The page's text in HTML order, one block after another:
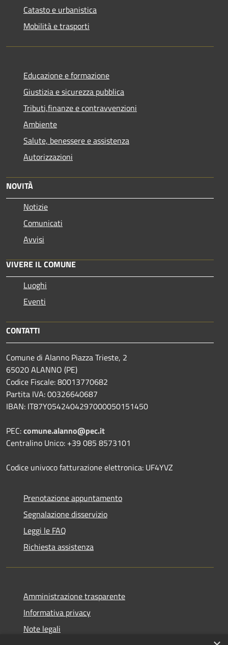
Catasto e urbanistica
Mobilità e trasporti
Educazione e formazione
Giustizia e sicurezza pubblica
Tributi,finanze e contravvenzioni
Ambiente
Salute, benessere e assistenza
Autorizzazioni
NOVITÀ
Notizie
Comunicati
Avvisi
VIVERE IL COMUNE
Luoghi
Eventi
CONTATTI
Comune di Alanno Piazza Trieste, 2
65020 ALANNO (PE)
Codice Fiscale: 80013770682
Partita IVA: 00326640687
IBAN: IT87Y0542404297000050151450
PEC:comune.alanno@pec.it
Centralino Unico: +39 085 8573101
Codice univoco fatturazione elettronica: UF4YVZ
Prenotazione appuntamento
Segnalazione disservizio
Leggi le FAQ
Richiesta assistenza
Amministrazione trasparente
Informativa privacy
Note legali